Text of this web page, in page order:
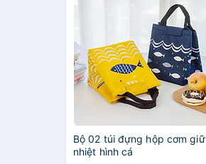
Bộ 02 túi đựng hộp cơm giữ
nhiệt hình cá